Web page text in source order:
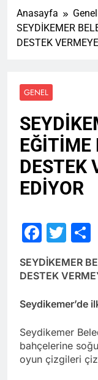
Anasayfa
Genel
SEYDİKEMER
DESTEK
GENEL
EĞİTİME
DESTEK
EDİYOR
SEYDİKEMER
DESTEK
Seydikemer’de
Seydikemer
bahçelerine
oyun çizgileri